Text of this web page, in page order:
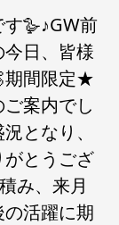
🪿♪GW前
日、皆様
期間限定★
案内でし
となり、
とうござ
み、来月
活躍に期